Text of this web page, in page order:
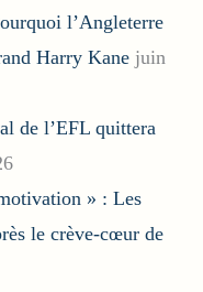
l’Angleterre
Harry Kane juin
de l’EFL quittera
» : Les
le crève-cœur de